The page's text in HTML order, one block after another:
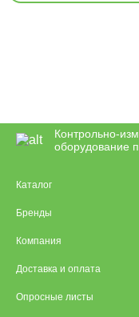
Контрольно-
оборудование
Каталог
Бренды
Компания
Доставка и оплата
Опросные листы